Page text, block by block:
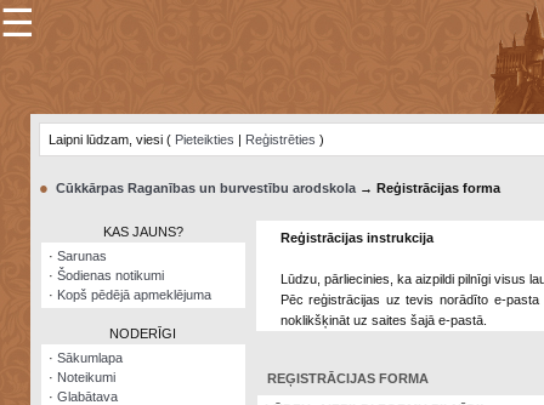
×
Šodienas
notikumi
Visatcera
almanahs
☰
Laipni lūdzam, viesi ( Pieteikties | Reģistrēties )
● Cūkkārpas Raganības un burvestību arodskola→ Reģistrācijas forma
KAS JAUNS?
· Sarunas
· Šodienas notikumi
· Kopš pēdējā apmeklējuma
NODERĪGI
· Sākumlapa
· Noteikumi
· Glabātava
Reģistrācijas instrukcija
Lūdzu, pārliecinies, ka aizpildi pilnīgi visus
Pēc reģistrācijas uz tevis norādīto e-
noklikšķināt uz saites šajā e-pastā.
REĢISTRĀCIJAS FORMA